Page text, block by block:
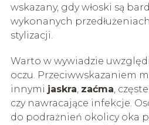
wskazany, gdy włoski są
wykonanych
stylizacji.
Warto w wywiadzie
oczu. Przeciwwskazaniem
innymi jaskra, zaćma,
czy nawracające infekcje.
do podrażnień okolicy oka